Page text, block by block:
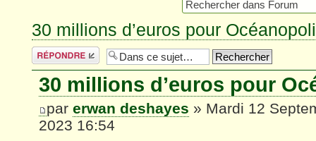
30 millions d’euros pour
Répondre
30 millions d’euros pour
par erwan deshayes » Mardi 12
2023 16:54